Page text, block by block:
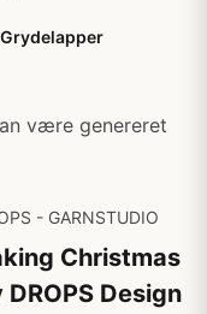
være genereret
- GARNSTUDIO
Christmas
DROPS Design